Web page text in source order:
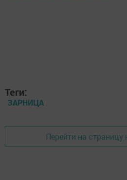
Теги:
ЗАРНИЦА
Перейти на страницу